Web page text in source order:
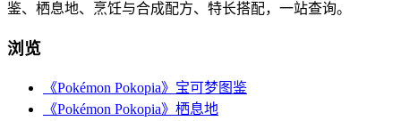
鉴、栖息地、烹饪与合成配方、特长搭配，一站查询。
浏览
《Pokémon Pokopia》宝可梦图鉴
《Pokémon Pokopia》栖息地